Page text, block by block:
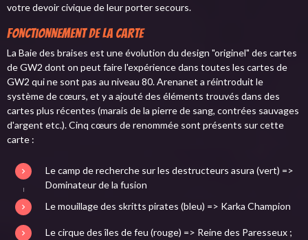
votre devoir civique de leur porter secours.
Fonctionnement de la carte
La Baie des braises est une évolution du design "originel" des cartes
de GW2 dont on peut faire l'expérience dans toutes les cartes de
GW2 qui ne sont pas au niveau 80. Arenanet a réintroduit le
système de cœurs, et y a ajouté des éléments trouvés dans des
cartes plus récentes (marais de la pierre de sang, contrées sauvages
d'argent etc.). Cinq cœurs de renommée sont présents sur cette
carte :
Le camp de recherche sur les destructeurs asura (vert) =>
Dominateur de la fusion
Le mouillage des skritts pirates (bleu) => Karka Champion
Le cirque des îles de feu (rouge) => Reine des Paresseux ;